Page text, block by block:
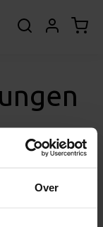
Over